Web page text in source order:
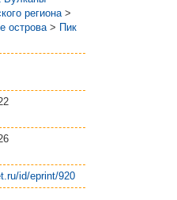
региона >
острова > Пик
id/eprint/920